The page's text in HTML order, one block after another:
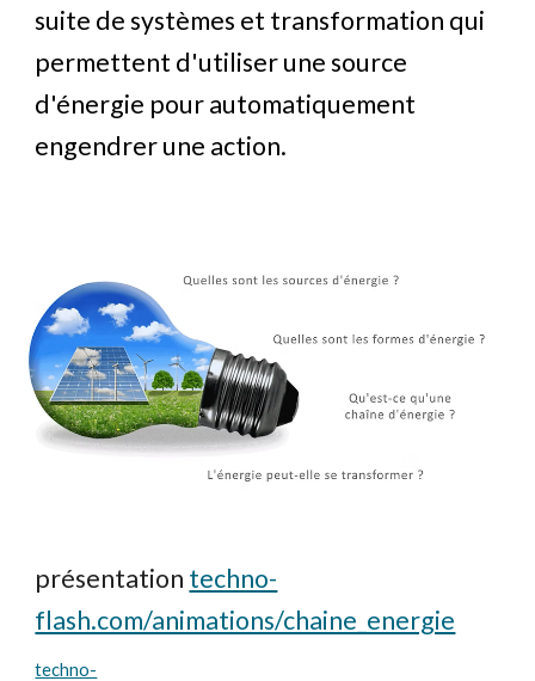
suite de systèmes et transformation qui
permettent d'utiliser une source
d'énergie pour automatiquement
engendrer une action.
présentation techno-
flash.com/animations/chaine_energie
techno-